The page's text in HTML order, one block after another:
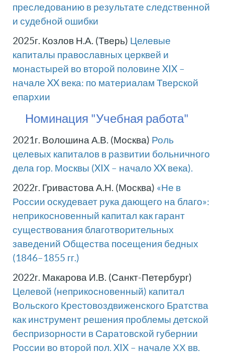
преследованию в результате следственной
и судебной ошибки
2025г. Козлов Н.А. (Тверь) Целевые
капиталы православных церквей и
монастырей во второй половине XIX –
начале XX века: по материалам Тверской
епархии
Номинация "Учебная работа"
2021г. Волошина А.В. (Москва) Роль
целевых капиталов в развитии больничного
дела гор. Москвы (XIX – начало XX века).
2022г. Гривастова А.Н. (Москва) «Не в
России оскудевает рука дающего на благо»:
неприкосновенный капитал как гарант
существования благотворительных
заведений Общества посещения бедных
(1846–1855 гг.)
2022г. Макарова И.В. (Санкт-Петербург)
Целевой (неприкосновенный) капитал
Вольского Крестовоздвиженского Братства
как инструмент решения проблемы детской
беспризорности в Саратовской губернии
России во второй пол. XIX – начале ХХ вв.